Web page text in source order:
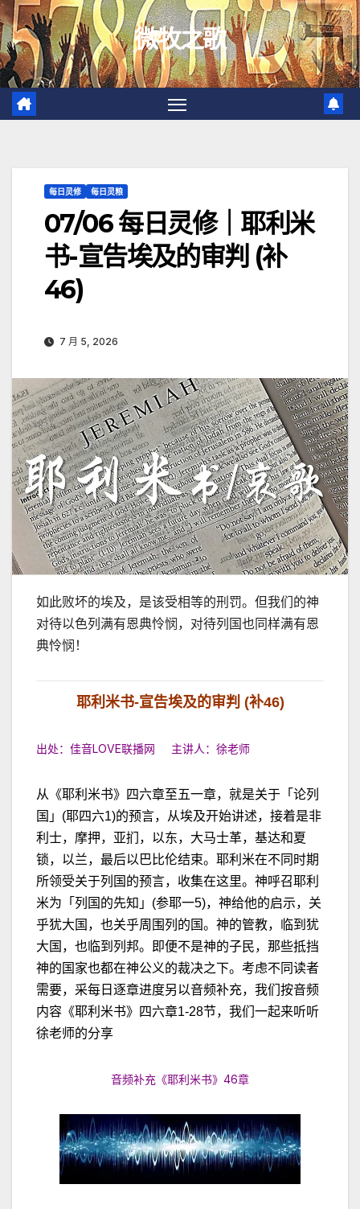
跳
至
内
容
微牧之歌
每日灵修 每日灵粮
07/06 每日灵修｜耶利米
书-宣告埃及的审判 (补
46)
7 月 5, 2026
如此败坏的埃及，是该受相等的刑罚。但我们的神
对待以色列满有恩典怜悯，对待列国也同样满有恩
典怜悯！
耶利米书-宣告埃及的审判 (补46)
出处：佳音LOVE联播网 主讲人：徐老师
从《耶利米书》四六章至五一章，就是关于「论列
国」(耶四六1)的预言，从埃及开始讲述，接着是非
利士，摩押，亚扪，以东，大马士革，基达和夏
锁，以兰，最后以巴比伦结束。耶利米在不同时期
所领受关于列国的预言，收集在这里。神呼召耶利
米为「列国的先知」(参耶一5)，神给他的启示，关
乎犹大国，也关乎周围列的国。神的管教，临到犹
大国，也临到列邦。即便不是神的子民，那些抵挡
神的国家也都在神公义的裁决之下。考虑不同读者
需要，采每日逐章进度另以音频补充，我们按音频
内容《耶利米书》四六章1-28节，我们一起来听听
徐老师的分享
音频补充《耶利米书》46章